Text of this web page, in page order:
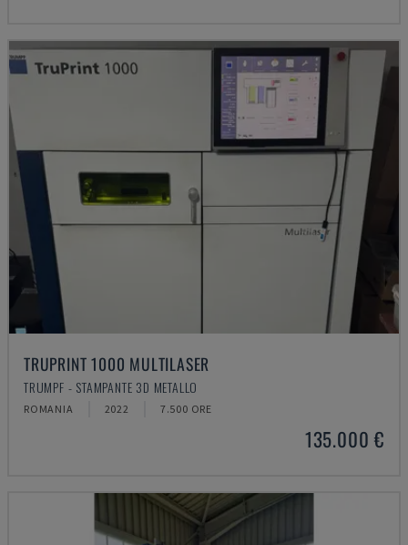
TRUPRINT 1000 MULTILASER
TRUMPF - STAMPANTE 3D METALLO
ROMANIA 2022 7.500 ORE
135.000 €